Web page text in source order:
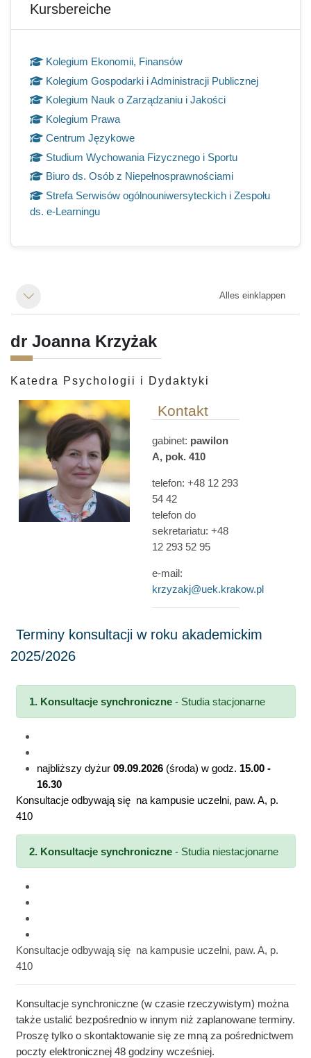
Einklappen Alles einklappen
dr Joanna Krzyżak
Katedra Psychologii i Dydaktyki
Kontakt
gabinet: pawilon
A, pok. 410
telefon: +48 12 293
54 42
telefon do
sekretariatu: +48
12 293 52 95
e-mail:
krzyzakj@uek.krakow.pl
1. Konsultacje synchroniczne- Studia stacjonarne
najbliższy dyżur 09.09.2026(środa) w godz. 15.00 -
16.30
Konsultacje odbywają się na kampusie uczelni, paw. A, p.
410
2. Konsultacje synchroniczne - Studia niestacjonarne
Konsultacje odbywają się na kampusie uczelni, paw. A, p.
410
Konsultacje synchroniczne (w czasie rzeczywistym) można
także ustalić bezpośrednio w innym niż zaplanowane terminy.
Proszę tylko o skontaktowanie się ze mną za pośrednictwem
poczty elektronicznej 48 godziny wcześniej.
Kursbereiche
Kolegium Ekonomii, Finansów
Kolegium Gospodarki i Administracji Publicznej
Kolegium Nauk o Zarządzaniu i Jakości
Kolegium Prawa
Centrum Językowe
Studium Wychowania Fizycznego i Sportu
Biuro ds. Osób z Niepełnosprawnościami
Strefa Serwisów ogólnouniwersyteckich i Zespołu
ds. e-Learningu